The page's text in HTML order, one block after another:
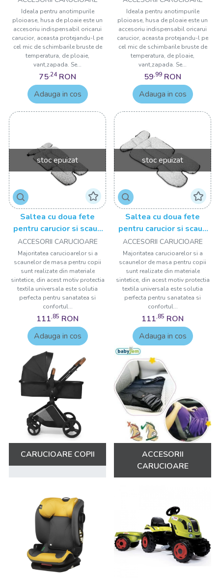
BabyJem
Ideala pentru anotimpurile
ploioase, husa de ploaie este un
accesoriu indispensabil oricarui
carucior, aceasta protejandu-l pe
cel mic de schimbarile bruste de
temperatura, de ploaie,
vant,zapada. Se...
75,24 RON
Adauga in cos
Ideala pentru anotimpurile
ploioase, husa de ploaie este un
accesoriu indispensabil oricarui
carucior, aceasta protejandu-l pe
cel mic de schimbarile bruste de
temperatura, de ploaie,
vant,zapada. Se...
59,99 RON
Adauga in cos
stoc epuizat
Saltea cu doua fete
pentru carucior si scaun
de masa BabyJem Gri
ACCESORII CARUCIOARE
Majoritatea carucioarelor si a
scaunelor de masa pentru copii
sunt realizate din materiale
sintetice, din acest motiv protectia
textila universala este solutia
perfecta pentru sanatatea si
confortul...
111,85 RON
Adauga in cos
stoc epuizat
Saltea cu doua fete
pentru carucior si scaun
de masa BabyJem Verde
ACCESORII CARUCIOARE
Majoritatea carucioarelor si a
scaunelor de masa pentru copii
sunt realizate din materiale
sintetice, din acest motiv protectia
textila universala este solutia
perfecta pentru sanatatea si
confortul...
111,85 RON
Adauga in cos
CARUCIOARE COPII
ACCESORII
CARUCIOARE